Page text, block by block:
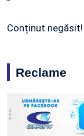
Conținut negăsit!
Reclame